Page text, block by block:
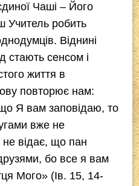
Чаші – Його
Учитель робить
. Віднині
стають сенсом і
життя в
повторює нам:
Я вам заповідаю, то
вже не
не відає, що пан
бо все я вам
Мого» (Ів. 15, 14-